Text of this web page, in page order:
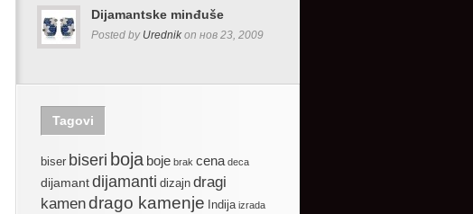
Dijamantske minđuše
Posted by Urednik on нов 23, 2009
Tagovi
biser biseri boja boje brak cena deca
dijamantdijamanti dizajn dragi
kamendrago kamenje Indija izrada